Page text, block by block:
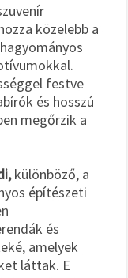
közelebb a
festve
és hosszú
megőrzik a
különböző, a
építészeti
és
amelyek
láttak. E